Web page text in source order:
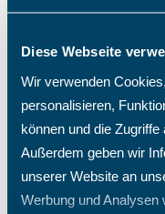
Diese Webseite
Wir verwenden
personalisieren,
können und die
Außerdem geben wir
unserer Website an
Werbung und Analysen